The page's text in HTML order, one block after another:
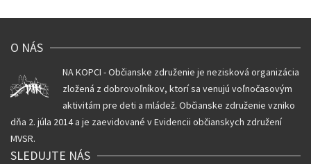
O NÁS
NA KOPCI - Občianske združenie je nezisková organizácia
zložená z dobrovoľníkov, ktorí sa venujú voľnočasovým
aktivitám pre deti a mládež. Občianske združenie vzniko
dňa 2. júla 2014 a je zaevidované v Evidencii občianskych združení
MVSR.
SLEDUJTE NÁS